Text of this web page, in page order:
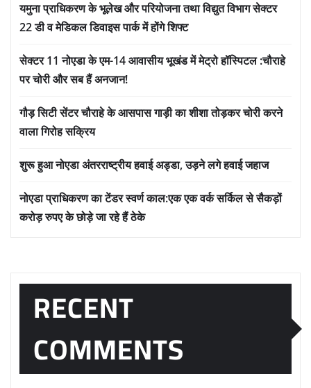
यमुना प्राधिकरण के भूलेख और परियोजना तथा विद्युत विभाग सेक्टर
22 डी व मेडिकल डिवाइस पार्क में होंगे शिफ्ट
सेक्टर 11 नोएडा के एम-14 आवासीय भूखंड में मेट्रो हॉस्पिटल :चौराहे
पर चोरी और सब हैं अनजान!
गौड़ सिटी सेंटर चौराहे के आसपास गाड़ी का शीशा तोड़कर चोरी करने
वाला गिरोह सक्रिय
शुरू हुआ नोएडा अंतरराष्ट्रीय हवाई अड्डा, उड़ने लगे हवाई जहाज
नोएडा प्राधिकरण का टेंडर स्वर्ण काल:एक एक वर्क सर्किल से सैकड़ों
करोड़ रुपए के छोड़े जा रहे हैं ठेके
RECENT
COMMENTS